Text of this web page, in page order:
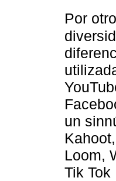
Por
un
Loom,
Tik Tok